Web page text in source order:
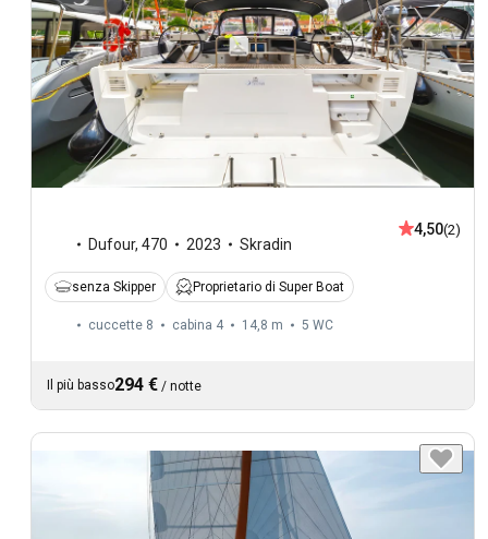
Dufour, 470 2023 Skradin
4,50(2)
senza Skipper Proprietario di Super Boat
cuccette 8 cabina 4 14,8 m 5 WC
Il più basso294 € / notte